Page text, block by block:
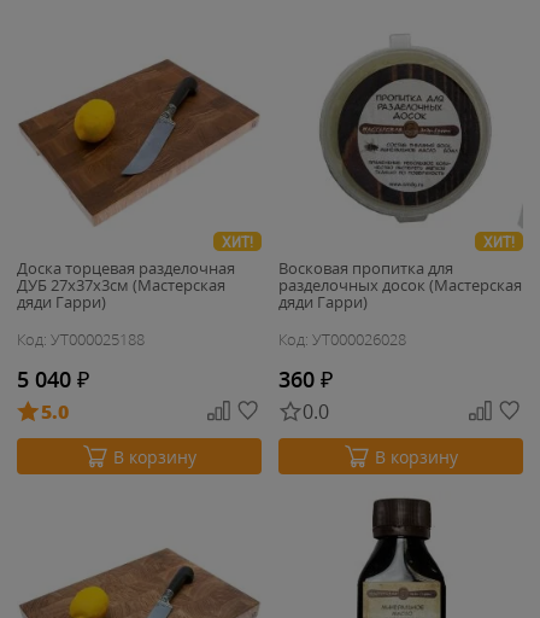
ХИТ!
Доска торцевая разделочная
ДУБ 27х37х3см (Мастерская
дяди Гарри)
Код: УТ000025188
5 040 ₽
5.0
В корзину
ХИТ!
Восковая пропитка для
разделочных досок (Мастерская
дяди Гарри)
Код: УТ000026028
360 ₽
0.0
В корзину